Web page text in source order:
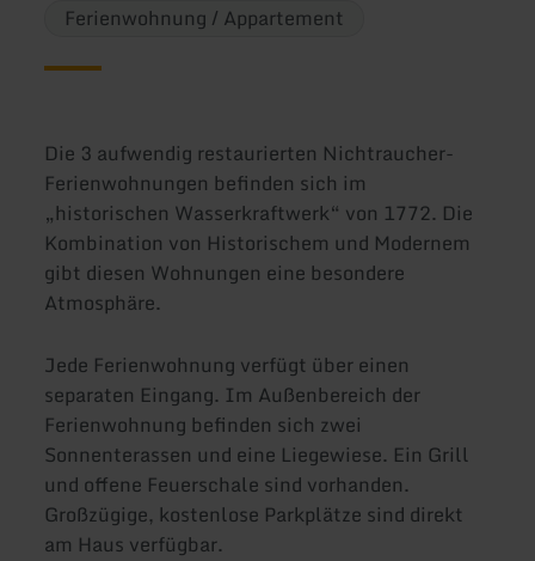
Ferienwohnung / Appartement
Die 3 aufwendig restaurierten Nichtraucher-
Ferienwohnungen befinden sich im
„historischen Wasserkraftwerk“ von 1772. Die
Kombination von Historischem und Modernem
gibt diesen Wohnungen eine besondere
Atmosphäre.
Jede Ferienwohnung verfügt über einen
separaten Eingang. Im Außenbereich der
Ferienwohnung befinden sich zwei
Sonnenterassen und eine Liegewiese. Ein Grill
und offene Feuerschale sind vorhanden.
Großzügige, kostenlose Parkplätze sind direkt
am Haus verfügbar.